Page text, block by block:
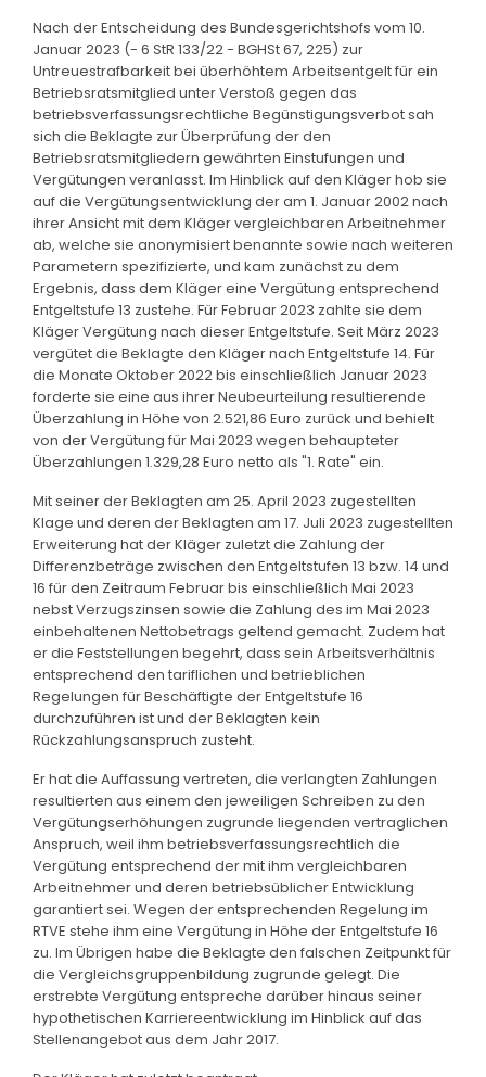
Nach der Entscheidung des Bundesgerichtshofs vom 10.
Januar 2023 (- 6 StR 133/22 - BGHSt 67, 225) zur
Untreuestrafbarkeit bei überhöhtem Arbeitsentgelt für ein
Betriebsratsmitglied unter Verstoß gegen das
betriebsverfassungsrechtliche Begünstigungsverbot sah
sich die Beklagte zur Überprüfung der den
Betriebsratsmitgliedern gewährten Einstufungen und
Vergütungen veranlasst. Im Hinblick auf den Kläger hob sie
auf die Vergütungsentwicklung der am 1. Januar 2002 nach
ihrer Ansicht mit dem Kläger vergleichbaren Arbeitnehmer
ab, welche sie anonymisiert benannte sowie nach weiteren
Parametern spezifizierte, und kam zunächst zu dem
Ergebnis, dass dem Kläger eine Vergütung entsprechend
Entgeltstufe 13 zustehe. Für Februar 2023 zahlte sie dem
Kläger Vergütung nach dieser Entgeltstufe. Seit März 2023
vergütet die Beklagte den Kläger nach Entgeltstufe 14. Für
die Monate Oktober 2022 bis einschließlich Januar 2023
forderte sie eine aus ihrer Neubeurteilung resultierende
Überzahlung in Höhe von 2.521,86 Euro zurück und behielt
von der Vergütung für Mai 2023 wegen behaupteter
Überzahlungen 1.329,28 Euro netto als "1. Rate" ein.
Mit seiner der Beklagten am 25. April 2023 zugestellten
Klage und deren der Beklagten am 17. Juli 2023 zugestellten
Erweiterung hat der Kläger zuletzt die Zahlung der
Differenzbeträge zwischen den Entgeltstufen 13 bzw. 14 und
16 für den Zeitraum Februar bis einschließlich Mai 2023
nebst Verzugszinsen sowie die Zahlung des im Mai 2023
einbehaltenen Nettobetrags geltend gemacht. Zudem hat
er die Feststellungen begehrt, dass sein Arbeitsverhältnis
entsprechend den tariflichen und betrieblichen
Regelungen für Beschäftigte der Entgeltstufe 16
durchzuführen ist und der Beklagten kein
Rückzahlungsanspruch zusteht.
Er hat die Auffassung vertreten, die verlangten Zahlungen
resultierten aus einem den jeweiligen Schreiben zu den
Vergütungserhöhungen zugrunde liegenden vertraglichen
Anspruch, weil ihm betriebsverfassungsrechtlich die
Vergütung entsprechend der mit ihm vergleichbaren
Arbeitnehmer und deren betriebsüblicher Entwicklung
garantiert sei. Wegen der entsprechenden Regelung im
RTVE stehe ihm eine Vergütung in Höhe der Entgeltstufe 16
zu. Im Übrigen habe die Beklagte den falschen Zeitpunkt für
die Vergleichsgruppenbildung zugrunde gelegt. Die
erstrebte Vergütung entspreche darüber hinaus seiner
hypothetischen Karriereentwicklung im Hinblick auf das
Stellenangebot aus dem Jahr 2017.